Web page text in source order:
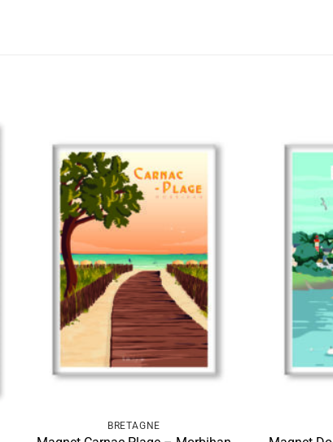
BRETAGNE